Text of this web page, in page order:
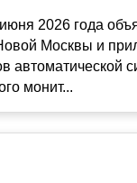
2026 года
Москвы и
автоматической
монит...